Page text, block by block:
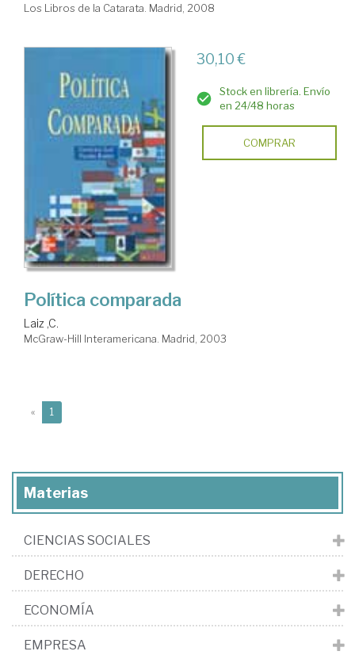
Los Libros de la Catarata. Madrid, 2008
30,10 €
Stock en librería. Envío
en 24/48 horas
COMPRAR
Política comparada
Laiz ,C.
McGraw-Hill Interamericana. Madrid, 2003
« 1
Materias
CIENCIAS SOCIALES
DERECHO
ECONOMÍA
EMPRESA